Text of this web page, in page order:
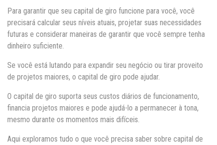
Para garantir que seu capital de giro funcione para você, você
precisará calcular seus níveis atuais, projetar suas necessidades
futuras e considerar maneiras de garantir que você sempre tenha
dinheiro suficiente.
Se você está lutando para expandir seu negócio ou tirar proveito
de projetos maiores, o capital de giro pode ajudar.
O capital de giro suporta seus custos diários de funcionamento,
financia projetos maiores e pode ajudá-lo a permanecer à tona,
mesmo durante os momentos mais difíceis.
Aqui exploramos tudo o que você precisa saber sobre capital de